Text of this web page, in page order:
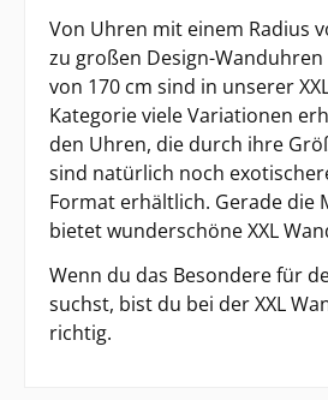
Von Uhren mit einem Radius
zu großen Design-
von 170 cm sind in unserer
Kategorie viele Variationen
den Uhren, die durch ihre
sind natürlich noch
Format erhältlich. Gerade die
bietet wunderschöne XXL
Wenn du das Besondere für
suchst, bist du bei der XXL
richtig.